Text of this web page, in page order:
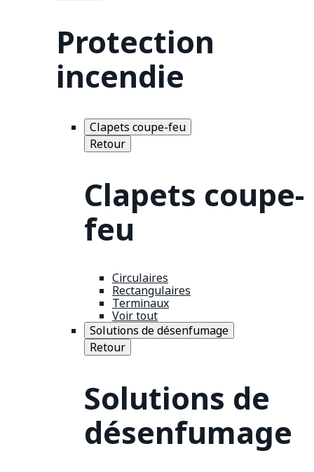
Protection
incendie
Clapets coupe-feu
Retour
Clapets coupe-
feu
Circulaires
Rectangulaires
Terminaux
Voir tout
Solutions de désenfumage
Retour
Solutions de
désenfumage